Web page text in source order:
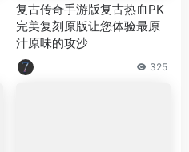
复古传奇手游版复古热血PK
完美复刻原版让您体验最原
汁原味的攻沙
325